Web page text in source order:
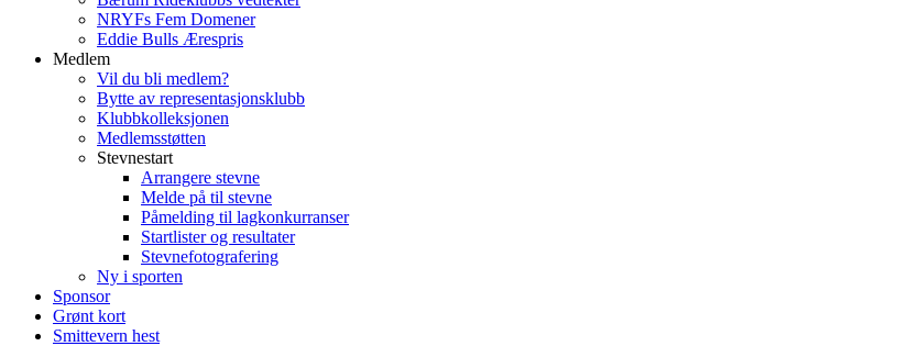
NRYFs Fem Domener
Eddie Bulls Ærespris
Medlem
Vil du bli medlem?
Bytte av representasjonsklubb
Klubbkolleksjonen
Medlemsstøtten
Stevnestart
Arrangere stevne
Melde på til stevne
Påmelding til lagkonkurranser
Startlister og resultater
Stevnefotografering
Ny i sporten
Sponsor
Grønt kort
Smittevern hest